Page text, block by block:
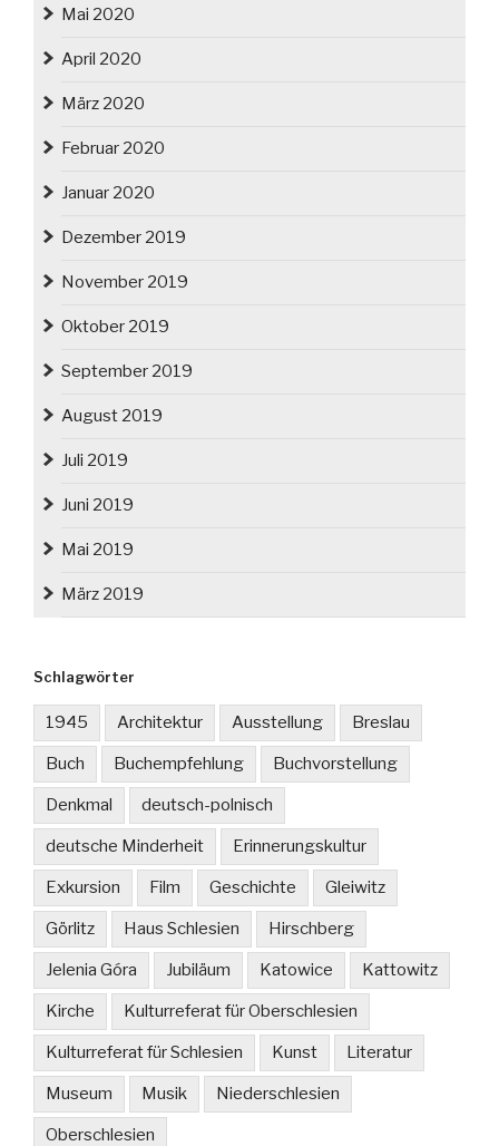
Mai 2020
April 2020
März 2020
Februar 2020
Januar 2020
Dezember 2019
November 2019
Oktober 2019
September 2019
August 2019
Juli 2019
Juni 2019
Mai 2019
März 2019
Schlagwörter
1945 Architektur Ausstellung Breslau
Buch Buchempfehlung Buchvorstellung
Denkmal deutsch-polnisch
deutsche Minderheit Erinnerungskultur
Exkursion Film Geschichte Gleiwitz
Görlitz Haus Schlesien Hirschberg
Jelenia Góra Jubiläum Katowice Kattowitz
Kirche Kulturreferat für Oberschlesien
Kulturreferat für Schlesien Kunst Literatur
Museum Musik Niederschlesien
Oberschlesien